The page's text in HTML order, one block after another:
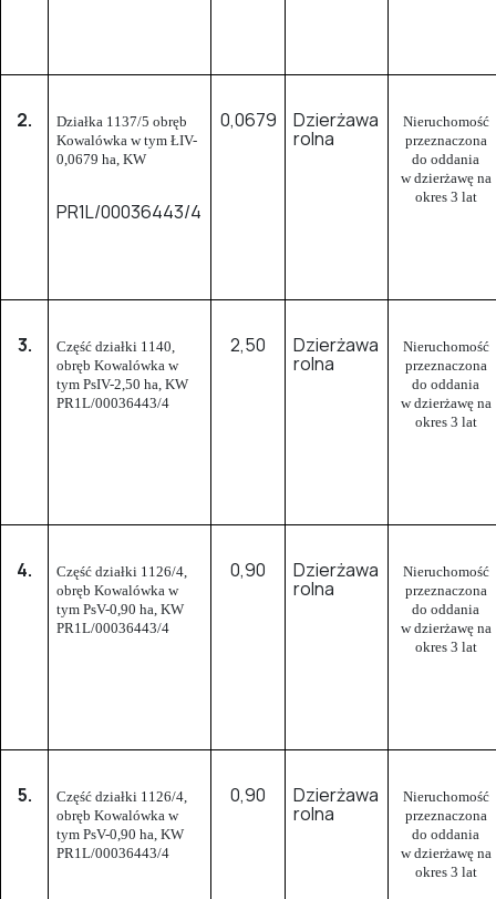
2.
Działka 1137/5 obręb
Kowalówka w tym ŁIV-
0,0679 ha, KW
PR1L/00036443/4
0,0679 Dzierżawa
rolna
Nieruchomość
przeznaczona
do oddania
w dzierżawę na
okres 3 lat
3.
Część działki 1140,
obręb Kowalówka w
tym PsIV-2,50 ha, KW
PR1L/00036443/4
2,50 Dzierżawa
rolna
Nieruchomość
przeznaczona
do oddania
w dzierżawę na
okres 3 lat
4.
Część działki 1126/4,
obręb Kowalówka w
tym PsV-0,90 ha, KW
PR1L/00036443/4
0,90 Dzierżawa
rolna
Nieruchomość
przeznaczona
do oddania
w dzierżawę na
okres 3 lat
5.
Część działki 1126/4,
obręb Kowalówka w
tym PsV-0,90 ha, KW
PR1L/00036443/4
0,90 Dzierżawa
rolna
Nieruchomość
przeznaczona
do oddania
w dzierżawę na
okres 3 lat